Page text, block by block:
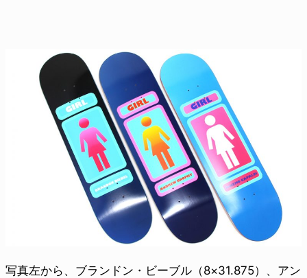
写真左から、ブランドン・ビーブル（8×31.875）、アン